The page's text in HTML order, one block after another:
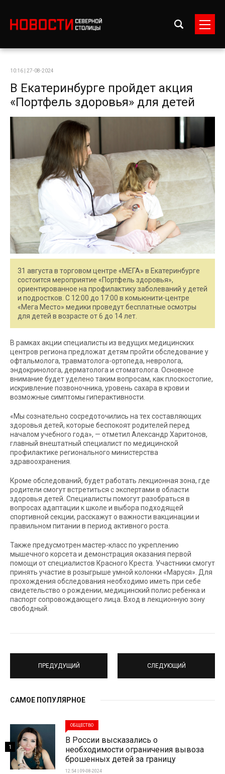
10:16 | 27-08-2024
В Екатеринбурге пройдет акция
«Портфель здоровья» для детей
31 августа в торговом центре «МЕГА» в Екатеринбурге
состоится мероприятие «Портфель здоровья»,
ориентированное на профилактику заболеваний у детей
и подростков. С 12:00 до 17:00 в комьюнити-центре
«Мега Место» медики проведут бесплатные осмотры
для детей в возрасте от 6 до 14 лет.
В рамках акции специалисты из ведущих медицинских
центров региона предложат детям пройти обследование у
офтальмолога, травматолога-ортопеда, невролога,
эндокринолога, дерматолога и стоматолога. Основное
внимание будет уделено таким вопросам, как плоскостопие,
искривление позвоночника, уровень сахара в крови и
возможные симптомы гиперактивности.
«Мы сознательно сосредоточились на тех составляющих
здоровья детей, которые беспокоят родителей перед
началом учебного года», — отметил Александр Харитонов,
главный внештатный специалист по медицинской
профилактике регионального министерства
здравоохранения.
Кроме обследований, будет работать лекционная зона, где
родители смогут встретиться с экспертами в области
здоровья детей. Специалисты помогут разобраться в
вопросах адаптации к школе и выбора подходящей
спортивной секции, расскажут о важности вакцинации и
правильном питании в период активного роста.
Также предусмотрен мастер-класс по укреплению
мышечного корсета и демонстрация оказания первой
помощи от специалистов Красного Креста. Участники смогут
принять участие в розыгрыше умной колонки «Маруся». Для
прохождения обследования необходимо иметь при себе
свидетельство о рождении, медицинский полис ребенка и
паспорт сопровождающего лица. Вход в лекционную зону
свободный.
ПРЕДУДУЩИЙ СЛЕДУЮЩИЙ
САМОЕ ПОПУЛЯРНОЕ
ОБЩЕСТВО
В России высказались о
необходимости ограничения вывоза
брошенных детей за границу
12:54 | 09-08-2024
1